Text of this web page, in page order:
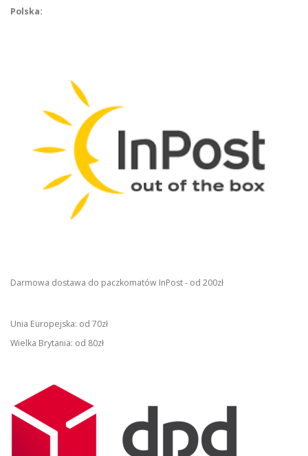
Polska:
Darmowa dostawa do paczkomatów InPost - od 200zł
Unia Europejska: od 70zł
Wielka Brytania: od 80zł